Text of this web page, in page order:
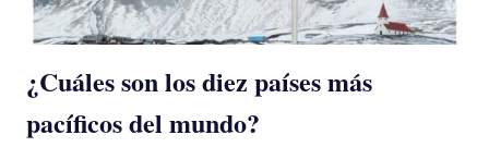
¿Cuáles son los diez países más
pacíficos del mundo?